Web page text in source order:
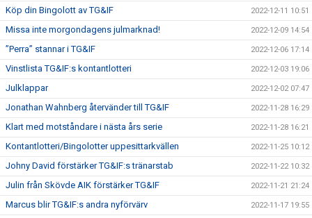
Köp din Bingolott av TG&IF 2022-12-11 10:51
Missa inte morgondagens julmarknad! 2022-12-09 14:54
”Perra” stannar i TG&IF 2022-12-06 17:14
Vinstlista TG&IF:s kontantlotteri 2022-12-03 19:06
Julklappar 2022-12-02 07:47
Jonathan Wahnberg återvänder till TG&IF 2022-11-28 16:29
Klart med motståndare i nästa års serie 2022-11-28 16:21
Kontantlotteri/Bingolotter uppesittarkvällen 2022-11-25 10:12
Johny David förstärker TG&IF:s tränarstab 2022-11-22 10:32
Julin från Skövde AIK förstärker TG&IF 2022-11-21 21:24
Marcus blir TG&IF:s andra nyförvärv 2022-11-17 19:55